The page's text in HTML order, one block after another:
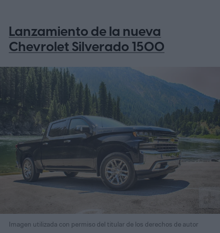
Lanzamiento de la nueva
Chevrolet Silverado 1500
Imagen utilizada con permiso del titular de los derechos de autor